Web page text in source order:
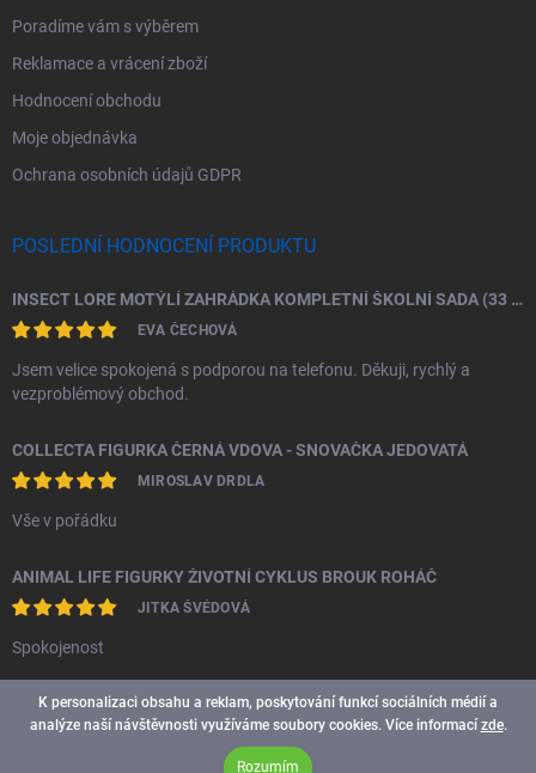
K personalizaci obsahu a reklam, poskytování funkcí sociálních médií a
analýze naší návštěvnosti využíváme soubory cookies. Více informacízde.
Rozumím
Poradíme vám s výběrem
Reklamace a vrácení zboží
Hodnocení obchodu
Moje objednávka
Ochrana osobních údajů GDPR
POSLEDNÍ HODNOCENÍ PRODUKTU
INSECT LORE MOTÝLÍ ZAHRÁDKA KOMPLETNÍ ŠKOLNÍ SADA (33 HOUSENEK)
EVA ČECHOVÁ
Jsem velice spokojená s podporou na telefonu. Děkuji, rychlý a
vezproblémový obchod.
COLLECTA FIGURKA ČERNÁ VDOVA - SNOVAČKA JEDOVATÁ
MIROSLAV DRDLA
Vše v pořádku
ANIMAL LIFE FIGURKY ŽIVOTNÍ CYKLUS BROUK ROHÁČ
JITKA ŠVÉDOVÁ
Spokojenost